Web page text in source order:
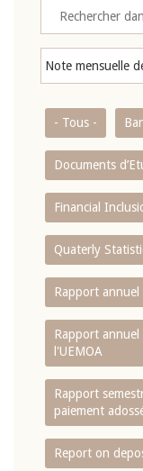
- Tous -
Documents
Financial
Quaterly
Rapport annuel
Rapport
l'UEMOA
Rapport
paiement
Report on